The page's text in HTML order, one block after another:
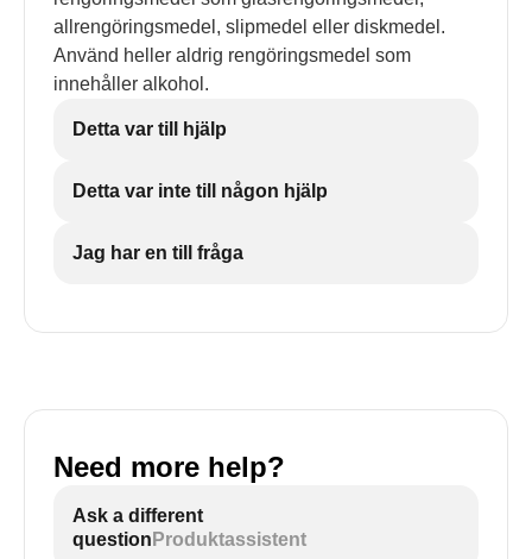
allrengöringsmedel, slipmedel eller diskmedel.
Använd heller aldrig rengöringsmedel som
innehåller alkohol.
Detta var till hjälp
Detta var inte till någon hjälp
Jag har en till fråga
Need more help?
Ask a different
question Produktassistent